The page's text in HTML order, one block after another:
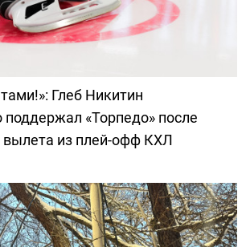
Глеб Никитин
«Торпедо» после
вылета из плей-офф КХЛ